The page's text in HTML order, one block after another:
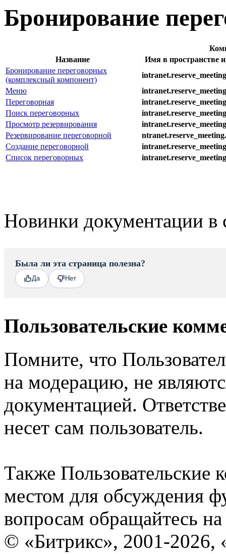
Бронирование
Название
Имя в пространстве
Бронирование переговорных
(комплексный компонент)
intranet.reserve_meeting
Меню
Переговорная
Поиск переговорных
Просмотр резервирования
Резервирование переговорной
Создание переговорной
Список переговорных
Новинки документации в
Была ли эта страница полезна?
Да Нет
Пользовательские
Помните, что
на модерацию, не
документацией.
несет сам пользователь.
Также Пользовательские
местом для обсуждения
вопросам обращайтесь
© «Битрикс», 2001-2026,